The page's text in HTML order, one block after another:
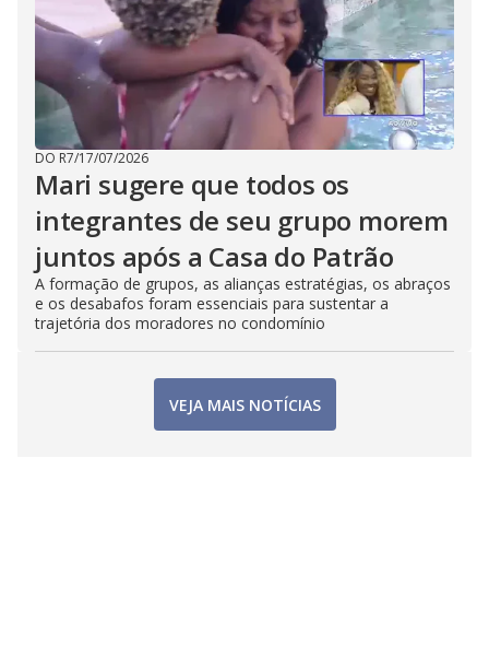
DO R7/17/07/2026
Mari sugere que todos os
integrantes de seu grupo morem
juntos após a Casa do Patrão
A formação de grupos, as alianças estratégias, os abraços
e os desabafos foram essenciais para sustentar a
trajetória dos moradores no condomínio
VEJA MAIS NOTÍCIAS